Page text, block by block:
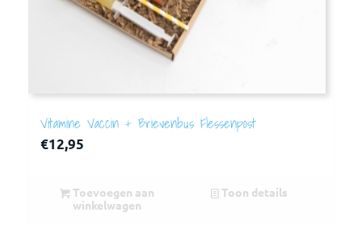
Vitamine Vaccin + Brievenbus Flessenpost
€12,95
Toevoegen aan
winkelwagen
Toon details